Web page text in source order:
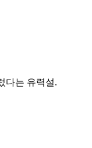
다는 유력설.